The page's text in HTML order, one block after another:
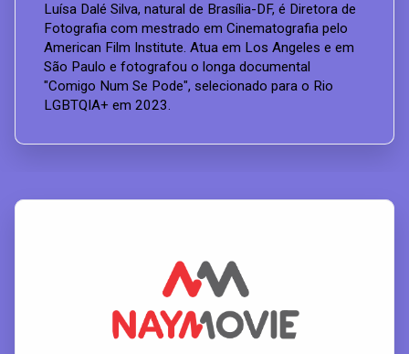
Luísa Dalé Silva, natural de Brasília-DF, é Diretora de
Fotografia com mestrado em Cinematografia pelo
American Film Institute. Atua em Los Angeles e em
São Paulo e fotografou o longa documental
"Comigo Num Se Pode", selecionado para o Rio
LGBTQIA+ em 2023.